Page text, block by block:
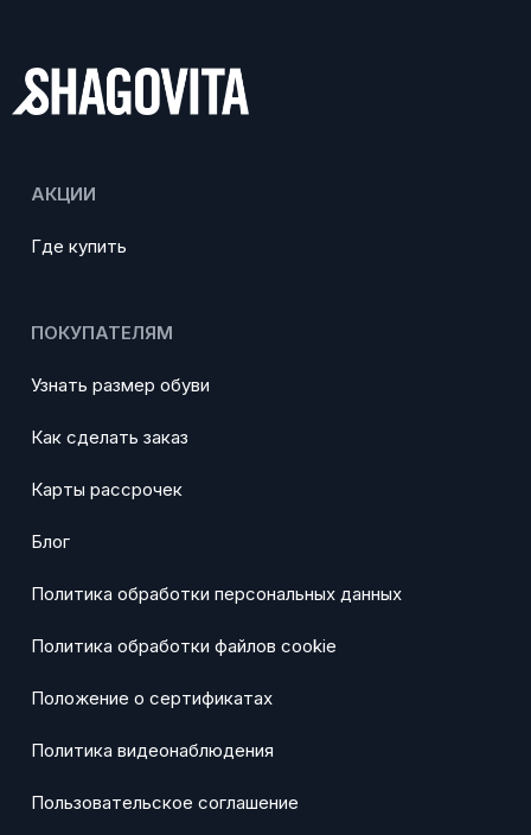
АКЦИИ
Где купить
ПОКУПАТЕЛЯМ
Узнать размер обуви
Как сделать заказ
Карты рассрочек
Блог
Политика обработки персональных данных
Политика обработки файлов cookie
Положение о сертификатах
Политика видеонаблюдения
Пользовательское соглашение